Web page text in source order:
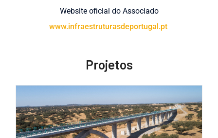
Website oficial do Associado
www.infraestruturasdeportugal.pt
Projetos